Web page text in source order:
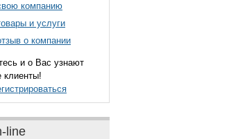
компанию
и услуги
о компании
и о Вас узнают
клиенты!
line